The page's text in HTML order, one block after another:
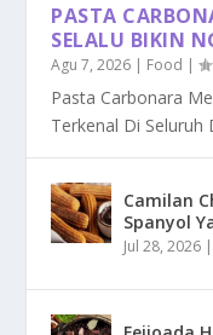
PASTA
SELALU BIKIN
Agu 7, 2026 | Food |
Pasta Carbonara
Terkenal Di Seluruh
Camilan
Spanyol
Jul 28, 2026 |